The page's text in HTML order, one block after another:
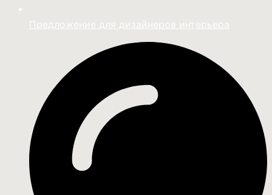
Предложение для дизайнеров интерьера